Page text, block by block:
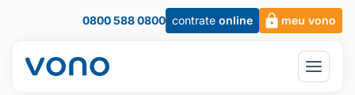
0800 588 0800 contrate online meu vono